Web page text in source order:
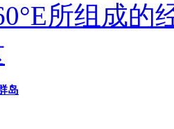
所组成的
岛